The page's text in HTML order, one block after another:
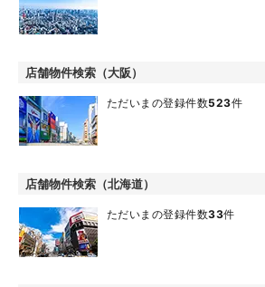
店舗物件検索（大阪）
ただいまの登録件数523件
店舗物件検索（北海道）
ただいまの登録件数33件